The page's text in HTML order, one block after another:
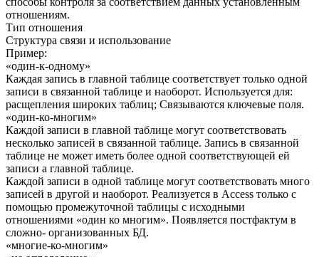
отношениям.
Тип отношения
Структура связи и использование
Пример:
«один-к-одному»
Каждая запись в главной таблице соответствует только одной
записи в связанной таблице и наоборот. Используется для:
расщепления широких таблиц; Связываются ключевые поля.
«один-ко-многим»
Каждой записи в главной таблице могут соответствовать
несколько записей в связанной таблице. Запись в связанной
таблице не может иметь более одной соответствующей ей
записи а главной таблице.
Каждой записи в одной таблице могут соответствовать много
записей в другой и наоборот. Реализуется в Access только с
помощью промежуточной таблицы с исходными
отношениями «один ко многим». Появляется постфактум в
сложно- организованных БД.
«многие-ко-многим»